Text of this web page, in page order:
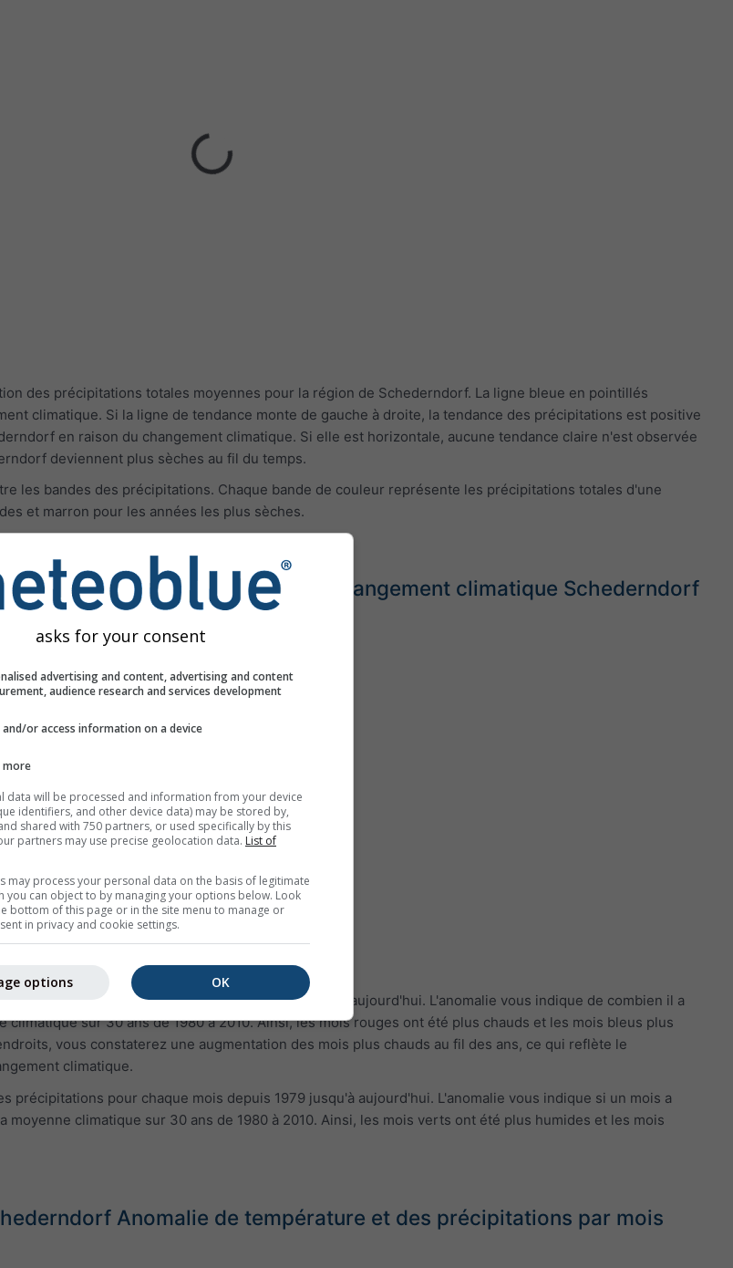
des précipitations totales moyennes pour la région de Schederndorf. La ligne bleue en pointillés
climatique. Si la ligne de tendance monte de gauche à droite, la tendance des précipitations est positive
en raison du changement climatique. Si elle est horizontale, aucune tendance claire n'est observée
deviennent plus sèches au fil du temps.
les bandes des précipitations. Chaque bande de couleur représente les précipitations totales d'une
et marron pour les années les plus sèches.
et des précipitations - Changement climatique Schederndorf
température pour chaque mois depuis 1979 jusqu'à aujourd'hui. L'anomalie vous indique de combien il a
sur 30 ans de 1980 à 2010. Ainsi, les mois rouges ont été plus chauds et les mois bleus plus
vous constaterez une augmentation des mois plus chauds au fil des ans, ce qui reflète le
climatique.
précipitations pour chaque mois depuis 1979 jusqu'à aujourd'hui. L'anomalie vous indique si un mois a
climatique sur 30 ans de 1980 à 2010. Ainsi, les mois verts ont été plus humides et les mois
Anomalie de température et des précipitations par mois
asks for your consent
advertising and content, advertising and content
audience research and services development
or access information on a device
more
data will be processed and information from your device
identifiers, and other device data) may be stored by,
shared with 750 partners, or used specifically by this
partners may use precise geolocation data. List of
may process your personal data on the basis of legitimate
you can object to by managing your options below. Look
bottom of this page or in the site menu to manage or
in privacy and cookie settings.
OK
options